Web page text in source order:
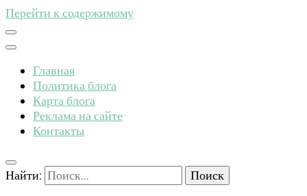
Перейти к содержимому
Главная
Политика блога
Карта блога
Реклама на сайте
Контакты
Найти: